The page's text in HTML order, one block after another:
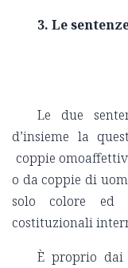
3. Le
Le due
d’insieme la
coppie
o da coppie di
solo colore ed
costituzionali
È proprio